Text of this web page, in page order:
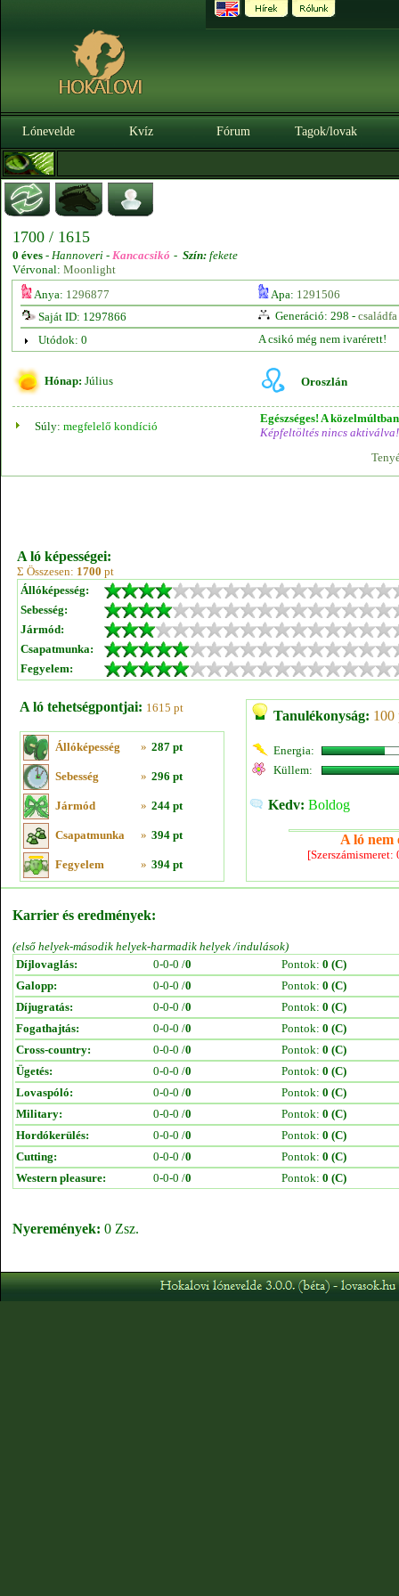
Lónevelde Kvíz Fórum Tagok/lovak
1700 / 1615
0 éves - Hannoveri - Kancacsikó - Szín: fekete
Vérvonal: Moonlight
Anya: 1296877 Apa: 1291506
Saját ID: 1297866
Generáció: 298 - családfa
Utódok: 0
A csikó még nem ivarérett!
Hónap: Július Oroszlán
Súly: megfelelő kondíció
Egészséges! A
Képfeltöltés nincs aktiválva!
A ló képességei:
Σ Összesen: 1700 pt
Állóképesség:
Sebesség:
Jármód:
Csapatmunka:
Fegyelem:
A ló tehetségpontjai: 1615 pt
Állóképesség » 287 pt
Sebesség » 296 pt
Jármód » 244 pt
Csapatmunka » 394 pt
Fegyelem » 394 pt
Tanulékonyság: 100
Energia:
Küllem:
Kedv: Boldog
A ló nem
Karrier és eredmények:
(első helyek-második helyek-harmadik helyek /indulások)
Díjlovaglás:
0-0-0 /0 Pontok: 0 (C)
Galopp:
0-0-0 /0 Pontok: 0 (C)
Díjugratás:
0-0-0 /0 Pontok: 0 (C)
Fogathajtás:
0-0-0 /0 Pontok: 0 (C)
Cross-country:
0-0-0 /0 Pontok: 0 (C)
Ügetés:
0-0-0 /0 Pontok: 0 (C)
Lovaspóló:
0-0-0 /0 Pontok: 0 (C)
Military:
0-0-0 /0 Pontok: 0 (C)
Hordókerülés:
0-0-0 /0 Pontok: 0 (C)
Cutting:
0-0-0 /0 Pontok: 0 (C)
Western pleasure:
0-0-0 /0 Pontok: 0 (C)
Nyeremények: 0 Zsz.